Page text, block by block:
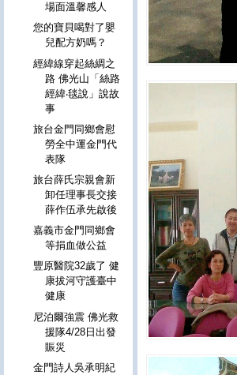
場面溫馨感人
您的寶貝喝對了嬰
兒配方奶嗎？
經緯線穿起絲綢之
路 佛光山「絲路
經緯‧毯說」說故
事
旅台金門同鄉會慰
勞全中運金門代
表隊
旅台薛氏宗親會新
卸任理事長交接
薛作伍承先啟後
嘉義市金門同鄉會
等捐血做公益
豐原醫院32歲了 健
康拔河守護臺中
健康
尼泊爾強震 佛光救
援隊4/28日出發
賑災
金門詩人吳承明紀